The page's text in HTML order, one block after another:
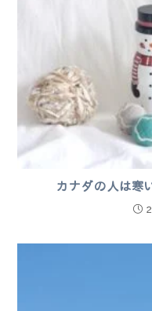
カナダの人は寒